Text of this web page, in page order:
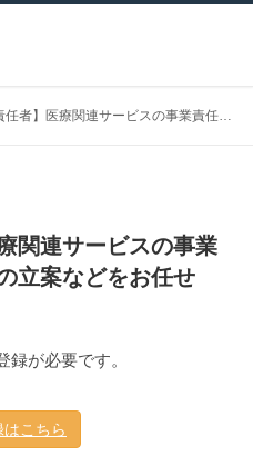
【医療事業責任者】医療関連サービスの事業責任者として事業戦略の立案などをお任せ
関連サービスの事業
立案などをお任せ
が必要です。
こちら